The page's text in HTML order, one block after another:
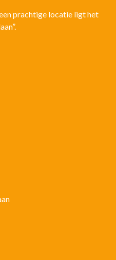
prachtige locatie ligt het